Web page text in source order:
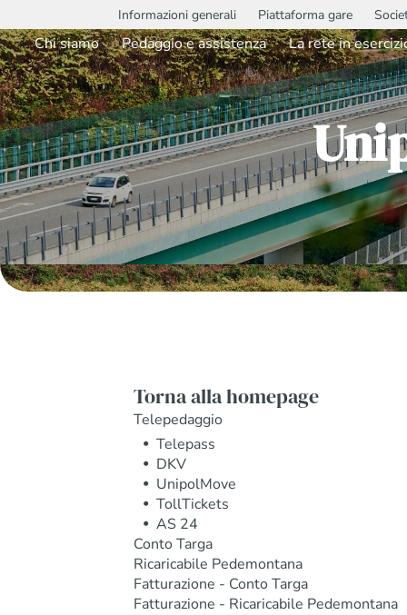
Informazioni generali Piattaforma gare
Chi siamo Pedaggio e assistenza La rete in
Torna alla homepage
Telepedaggio
Telepass
DKV
UnipolMove
TollTickets
AS 24
Conto Targa
Ricaricabile Pedemontana
Fatturazione - Conto Targa
Fatturazione - Ricaricabile Pedemontana